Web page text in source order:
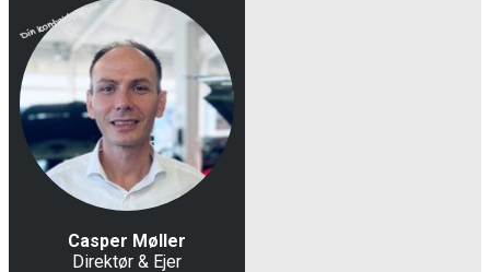
Casper Møller
Direktør & Ejer